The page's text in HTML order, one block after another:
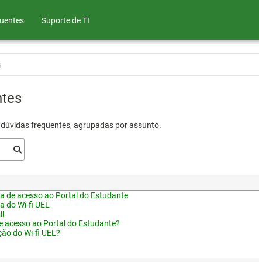
Suporte de TI
frequentes, agrupadas por assunto.
de acesso ao Portal do Estudante
do Wi-fi UEL
acesso ao Portal do Estudante?
do Wi-fi UEL?